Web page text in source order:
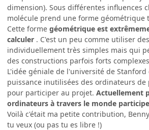
dimension). Sous différentes influences
molécule prend une forme géométrique
Cette forme géométrique est
calculer . C'est un peu comme utiliser
individuellement très simples mais qui
des constructions parfois forts
L'idée géniale de l'université de
puissance inutilisées des ordinateurs
pour participer au projet. Actuellement
ordinateurs à travers le monde
Voilà c'était ma petite contribution,
tu veux (ou pas tu es libre !)